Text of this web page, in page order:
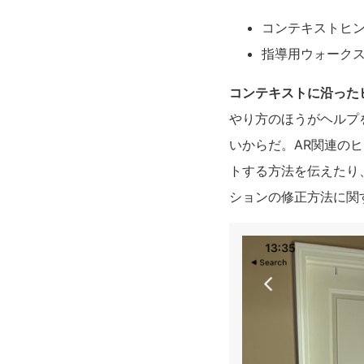
コンテキストヒ
指導用ウォーク
コンテキストに沿った
やり方のほうがヘル
いからだ。AR関連の
トする方法を伝えた
ションの修正方法に